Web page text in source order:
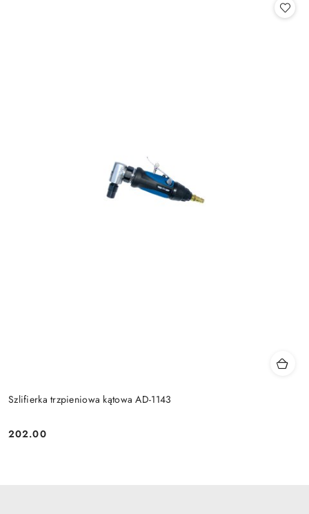
Szlifierka trzpieniowa kątowa AD-1143
Cena:
202.00